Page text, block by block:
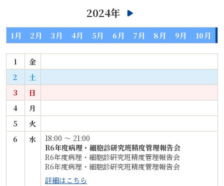
2024年
1月 2月 3月 4月 5月 6月 7月 8月 9月 10月
1
金
2
土
3
日
4
月
5
火
6
水
18:00 〜 21:00
R6年度病理・細胞診研究班精度管理報告会
R6年度病理・細胞診研究班精度管理報告会
R6年度病理・細胞診研究班精度管理報告会
詳細はこちら